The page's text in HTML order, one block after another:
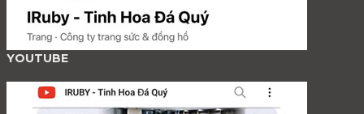
YOUTUBE